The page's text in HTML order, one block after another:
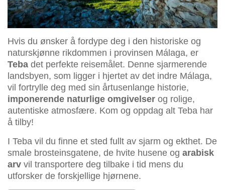
Hvis du ønsker å fordype deg i den historiske og
naturskjønne rikdommen i provinsen Málaga, er
Teba det perfekte reisemålet. Denne sjarmerende
landsbyen, som ligger i hjertet av det indre Málaga,
vil fortrylle deg med sin årtusenlange historie,
imponerende naturlige omgivelser og rolige,
autentiske atmosfære. Kom og oppdag alt Teba har
å tilby!
I Teba vil du finne et sted fullt av sjarm og ekthet. De
smale brosteinsgatene, de hvite husene og arabisk
arv vil transportere deg tilbake i tid mens du
utforsker de forskjellige hjørnene.